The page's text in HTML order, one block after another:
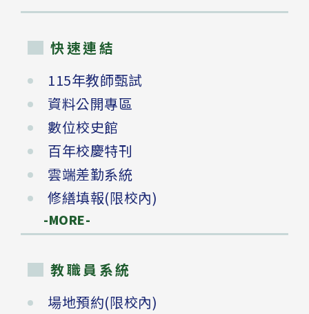
快速連結
115年教師甄試
資料公開專區
數位校史館
百年校慶特刊
雲端差勤系統
修繕填報(限校內)
-MORE-
教職員系統
場地預約(限校內)